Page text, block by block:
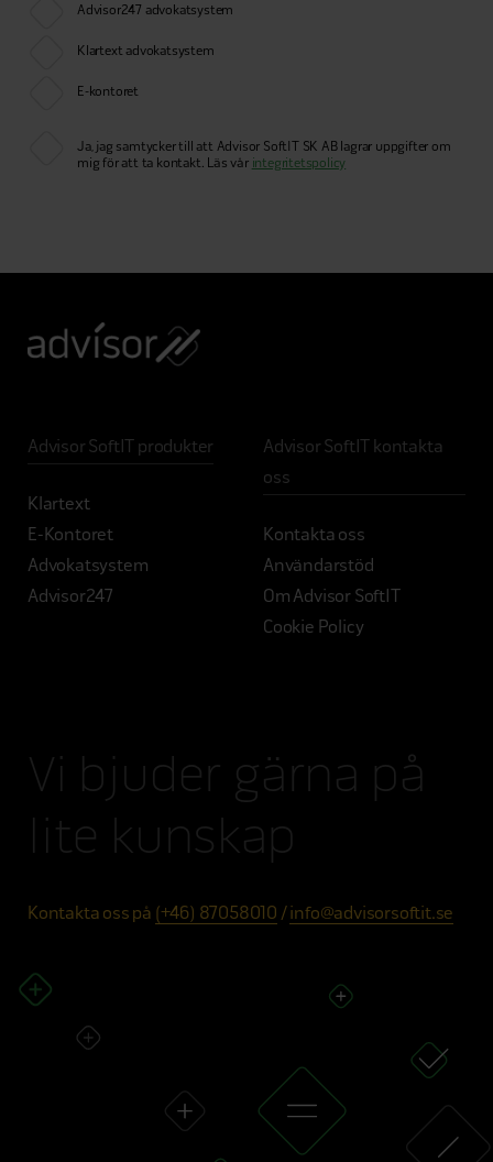
Advisor247 advokatsystem
Klartext advokatsystem
E-kontoret
Ja, jag samtycker till att Advisor SoftIT SK AB lagrar uppgifter om
mig för att ta kontakt. Läs vår integritetspolicy
Advisor SoftIT produkter
Klartext
E-Kontoret
Advokatsystem
Advisor247
Advisor SoftIT kontakta
oss
Kontakta oss
Användarstöd
Om Advisor SoftIT
Cookie Policy
Vi bjuder gärna på
lite kunskap
Kontakta oss på (+46) 87058010 / info@advisorsoftit.se